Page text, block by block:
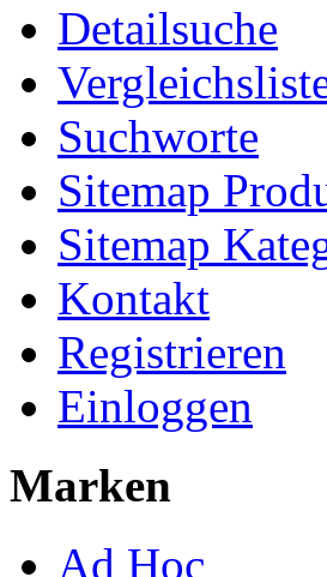
Detailsuche
Suchworte
Sitemap
Sitemap
Kontakt
Registrieren
Einloggen
Marken
Ad Hoc